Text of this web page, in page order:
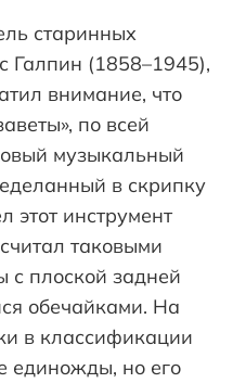
старинных
Галпин (1858–1945),
внимание, что
по всей
музыкальный
в скрипку
этот инструмент
таковыми
с плоской задней
обечайками. На
в классификации
единожды, но его